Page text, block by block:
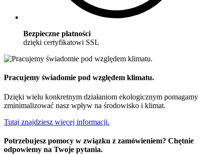
Bezpieczne płatności
dzięki certyfikatowi SSL
Pracujemy świadomie pod względem klimatu.
Dzięki wielu konkretnym działaniom ekologicznym pomagamy
zminimalizować nasz wpływ na środowisko i klimat.
Tutaj znajdziesz więcej informacji.
Potrzebujesz pomocy w związku z zamówieniem? Chętnie
odpowiemy na Twoje pytania.